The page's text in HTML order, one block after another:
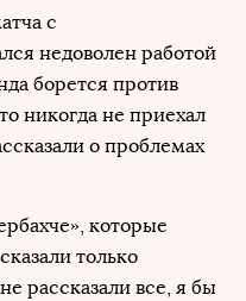
с
недоволен работой
борется против
никогда не приехал
о проблемах
которые
только
рассказали все, я бы